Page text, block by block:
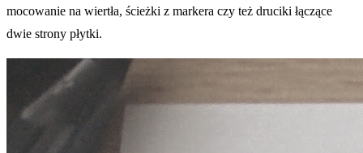
mocowanie na wiertła, ścieżki z markera czy też druciki łączące
dwie strony płytki.